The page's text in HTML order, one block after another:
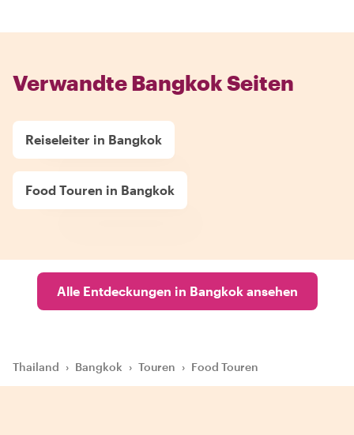
Verwandte Bangkok Seiten
Reiseleiter in Bangkok
Food Touren in Bangkok
Alle Entdeckungen in Bangkok ansehen
Thailand › Bangkok › Touren › Food Touren